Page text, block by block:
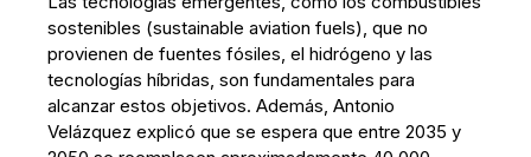
sostenibles (sustainable aviation fuels), que no
provienen de fuentes fósiles, el hidrógeno y las
tecnologías híbridas, son fundamentales para
alcanzar estos objetivos. Además, Antonio
Velázquez explicó que se espera que entre 2035 y